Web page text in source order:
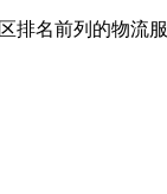
排名前列的物流